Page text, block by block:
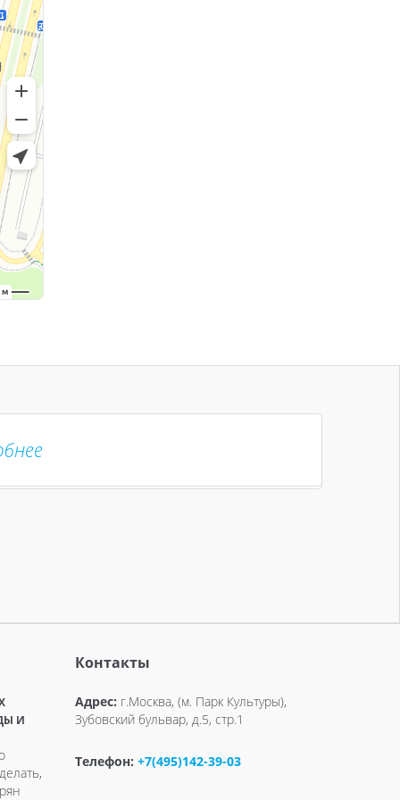
И
Контакты
Адрес: г.Москва, (м. Парк Культуры),
Зубовский бульвар, д.5, стр.1
Телефон: +7(495)142-39-03